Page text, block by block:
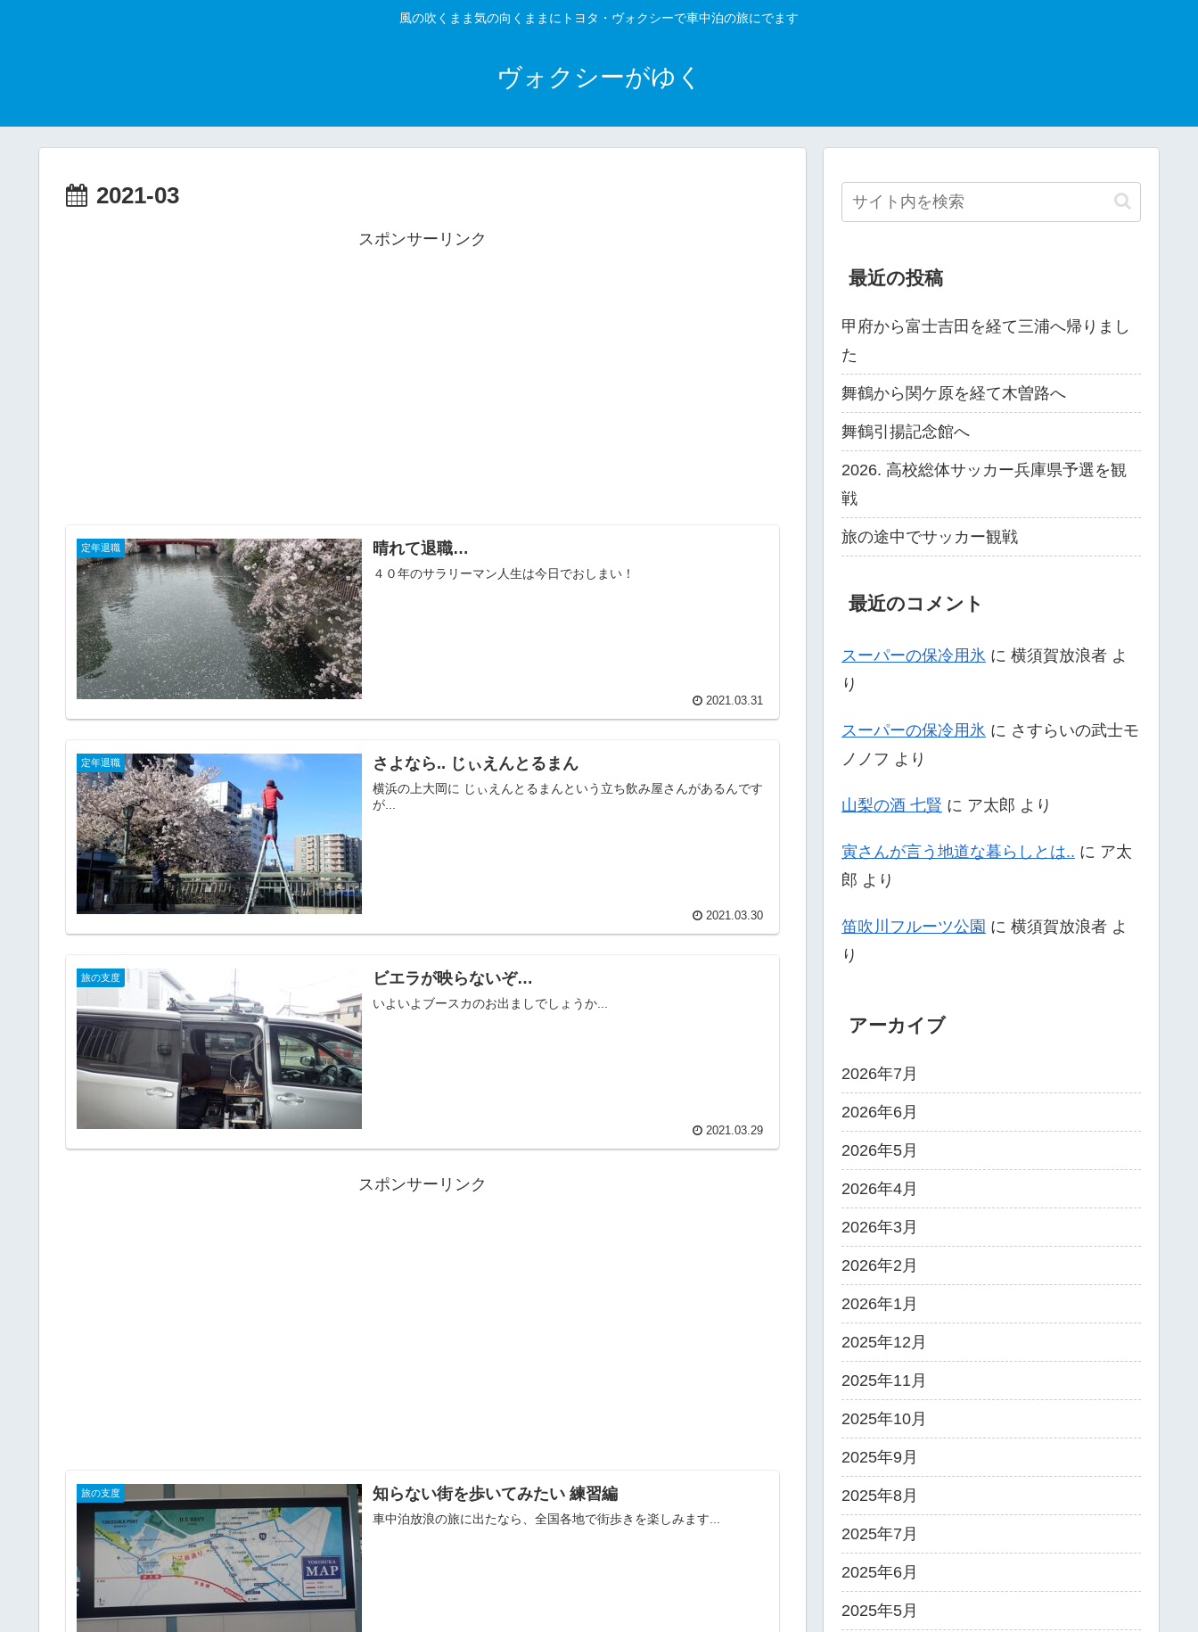
風の吹くまま気の向くままにトヨタ・ヴォクシーで車中泊の旅にでます
ヴォクシーがゆく
2021-03
スポンサーリンク
定年退職 晴れて退職…
４０年のサラリーマン人生は今日でおしまい！
2021.03.31
定年退職 さよなら.. じぃえんとるまん
横浜の上大岡に じぃえんとるまんという立ち飲み屋さんがあるんです
が...
2021.03.30
旅の支度 ビエラが映らないぞ…
いよいよブースカのお出ましでしょうか...
2021.03.29
スポンサーリンク
旅の支度 知らない街を歩いてみたい 練習編
車中泊放浪の旅に出たなら、全国各地で街歩きを楽しみます...
最近の投稿
甲府から富士吉田を経て三浦へ帰りまし
た
舞鶴から関ケ原を経て木曽路へ
舞鶴引揚記念館へ
2026. 高校総体サッカー兵庫県予選を観
戦
旅の途中でサッカー観戦
最近のコメント
スーパーの保冷用氷 に 横須賀放浪者 よ
り
スーパーの保冷用氷 に さすらいの武士モ
ノノフ より
山梨の酒 七賢 に ア太郎 より
寅さんが言う地道な暮らしとは.. に ア太
郎 より
笛吹川フルーツ公園 に 横須賀放浪者 よ
り
アーカイブ
2026年7月
2026年6月
2026年5月
2026年4月
2026年3月
2026年2月
2026年1月
2025年12月
2025年11月
2025年10月
2025年9月
2025年8月
2025年7月
2025年6月
2025年5月